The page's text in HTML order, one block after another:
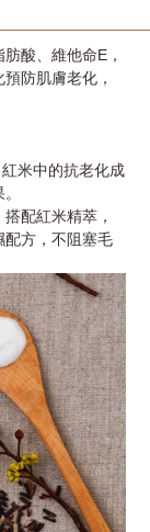
肪酸、維他命E ，
預防肌膚老化，
米中的抗老化成
配紅米精萃，
配方，不阻塞毛